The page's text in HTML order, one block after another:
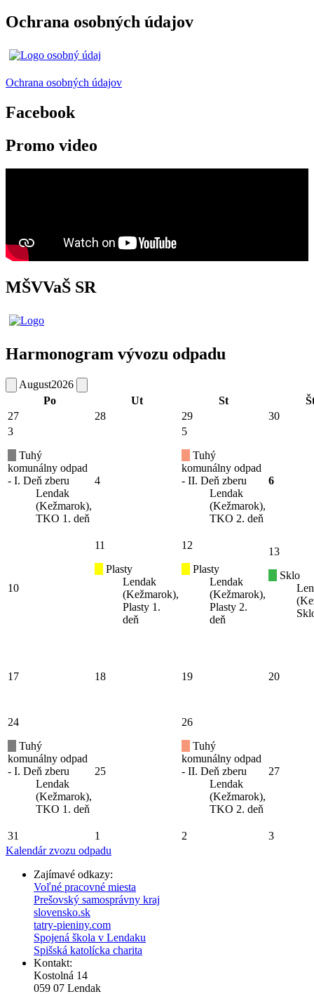
Ochrana osobných údajov
Ochrana osobných údajov
Facebook
Promo video
MŠVVaŠ SR
Harmonogram vývozu odpadu
August2026
Po
Ut St
27
28 29
30
3
Tuhý
komunálny odpad
- I. Deň zberu
Lendak
(Kežmarok),
TKO 1. deň
4
5
Tuhý
komunálny odpad
- II. Deň zberu
Lendak
(Kežmarok),
TKO 2. deň
6
10
11
Plasty
Lendak
(Kežmarok),
Plasty 1.
deň
12
Plasty
Lendak
(Kežmarok),
Plasty 2.
deň
13
Sklo
17 18 19 20
24
Tuhý
komunálny odpad
- I. Deň zberu
Lendak
(Kežmarok),
TKO 1. deň
25
26
Tuhý
komunálny odpad
- II. Deň zberu
Lendak
(Kežmarok),
TKO 2. deň
27
31 1 2
3
Kalendár zvozu odpadu
Zajímavé odkazy:
Voľné pracovné miesta
Prešovský samosprávny kraj
slovensko.sk
tatry-pieniny.com
Spojená škola v Lendaku
Spišská katolícka charita
Kontakt:
Kostolná 14
059 07 Lendak